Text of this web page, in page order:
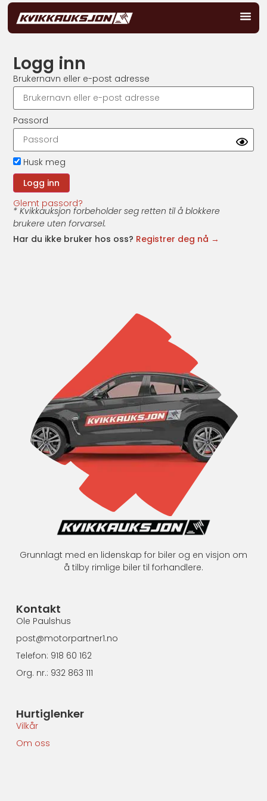
Logg inn
Brukernavn eller e-post adresse
Passord
Husk meg
Glemt passord?
* Kvikkauksjon forbeholder seg retten til å blokkere
brukere uten forvarsel.
Har du ikke bruker hos oss? Registrer deg nå →
Grunnlagt med en lidenskap for biler og en visjon om
å tilby rimlige biler til forhandlere.
Hurtiglenker
Vilkår
Om oss
Kontakt
Ole Paulshus
post@motorpartner1.no
Telefon: 918 60 162
Org. nr.: 932 863 111